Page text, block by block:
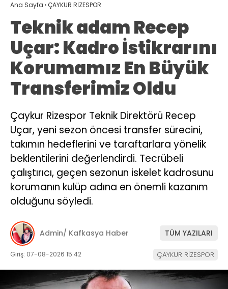
Ana Sayfa ›ÇAYKUR RİZESPOR
Teknik adam Recep
Uçar: Kadro İstikrarını
Korumamız En Büyük
Transferimiz Oldu
Çaykur Rizespor Teknik Direktörü Recep
Uçar, yeni sezon öncesi transfer sürecini,
takımın hedeflerini ve taraftarlara yönelik
beklentilerini değerlendirdi. Tecrübeli
çalıştırıcı, geçen sezonun iskelet kadrosunu
korumanın kulüp adına en önemli kazanım
olduğunu söyledi.
Admin/ Kafkasya Haber TÜM YAZILARI
Giriş: 07-08-2026 15:42 ÇAYKUR RİZESPOR